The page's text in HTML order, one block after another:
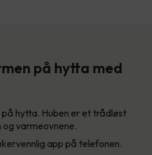
på hytta med
på hytta. Huben er et trådløst
og varmeovnene.
app på telefonen.